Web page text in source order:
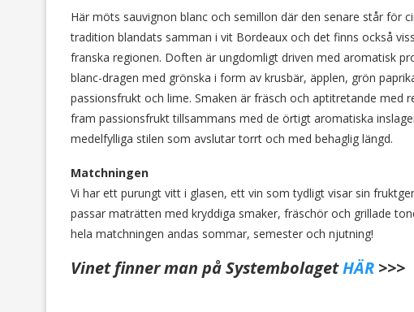
Här möts sauvignon blanc och semillon där den senare står för
tradition blandats samman i vit Bordeaux och det finns också
franska regionen. Doften är ungdomligt driven med aromatisk
blanc-dragen med grönska i form av krusbär, äpplen, grön
passionsfrukt och lime. Smaken är fräsch och aptitretande med
fram passionsfrukt tillsammans med de örtigt aromatiska
medelfylliga stilen som avslutar torrt och med behaglig längd.
Matchningen
Vi har ett purungt vitt i glasen, ett vin som tydligt visar sin
passar maträtten med kryddiga smaker, fräschör och grillade
hela matchningen andas sommar, semester och njutning!
Vinet finner man på SystembolagetHÄR >>>